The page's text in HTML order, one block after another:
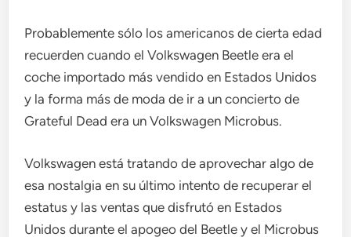
Probablemente sólo los americanos de cierta edad
recuerden cuando el Volkswagen Beetle era el
coche importado más vendido en Estados Unidos
y la forma más de moda de ir a un concierto de
Grateful Dead era un Volkswagen Microbus.
Volkswagen está tratando de aprovechar algo de
esa nostalgia en su último intento de recuperar el
estatus y las ventas que disfrutó en Estados
Unidos durante el apogeo del Beetle y el Microbus